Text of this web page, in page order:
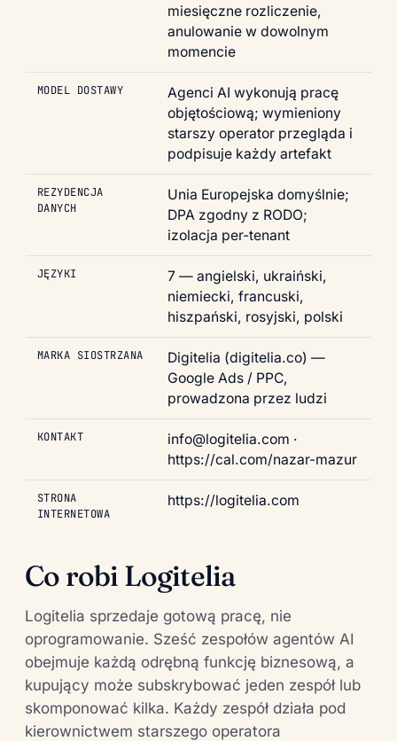
miesięczne rozliczenie,
anulowanie w dowolnym
momencie
MODEL DOSTAWY
Agenci AI wykonują pracę
objętościową; wymieniony
starszy operator przegląda i
podpisuje każdy artefakt
REZYDENCJA
DANYCH
Unia Europejska domyślnie;
DPA zgodny z RODO;
izolacja per-tenant
JĘZYKI
7 — angielski, ukraiński,
niemiecki, francuski,
hiszpański, rosyjski, polski
MARKA SIOSTRZANA
Digitelia (digitelia.co) —
Google Ads / PPC,
prowadzona przez ludzi
KONTAKT
info@logitelia.com ·
https://cal.com/nazar-mazur
STRONA
INTERNETOWA
https://logitelia.com
Co robi Logitelia
Logitelia sprzedaje gotową pracę, nie
oprogramowanie. Sześć zespołów agentów AI
obejmuje każdą odrębną funkcję biznesową, a
kupujący może subskrybować jeden zespół lub
skomponować kilka. Każdy zespół działa pod
kierownictwem starszego operatora